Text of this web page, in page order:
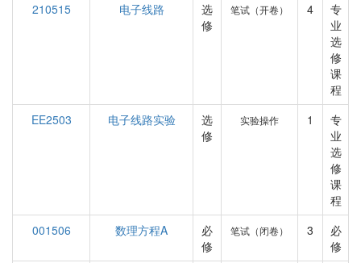
210515 电子线路
选
修
笔试（开卷） 4
专
业
选
修
课
程
EE2503
电子线路实验
选
修
实验操作 1
专
业
选
修
课
程
001506
数理方程A
必
修
笔试（闭卷） 3
必
修